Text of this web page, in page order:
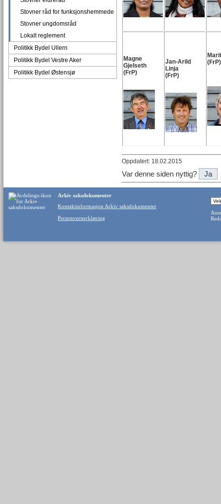
Stovner råd for funksjonshemmede
Stovner ungdomsråd
Lokalt reglement
Politikk Bydel Ullern
Politikk Bydel Vestre Aker
Politikk Bydel Østensjø
Magne
Gjelseth
(FrP)
Jan-Arild
Linja
(FrP)
(FrP)
Oppdatert: 18.02.2015
Var denne siden nyttig? Ja
Arkiv saksdokumenter
Kontaktinformasjon Arkiv saksdokumenter
Personvernerklæring